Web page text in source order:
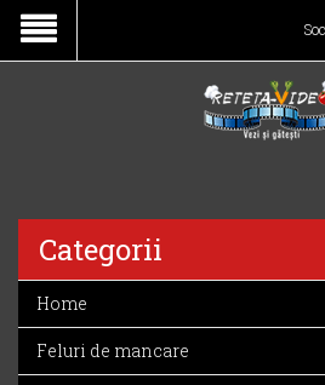
Categorii
Home
Feluri de mancare